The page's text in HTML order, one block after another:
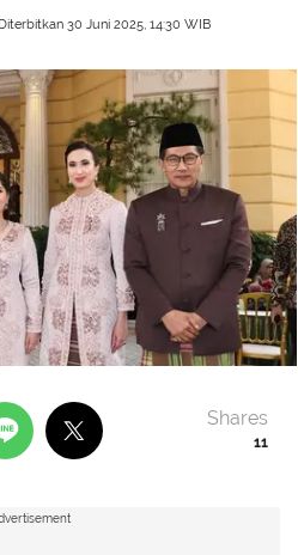
Diterbitkan 30 Juni 2025, 14:30 WIB
11
Shares